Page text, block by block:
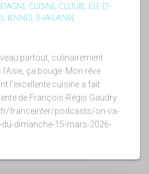
CUISINE CULTURE
ILLE-ET-
RENNES THAÏLANDE
partout, culinairement
ça bouge. Mon rêve
l’excellente cuisine a fait
de François-Régis Gaudry
franceinter/podcasts/on-va-
dimanche-15-mars-2026-